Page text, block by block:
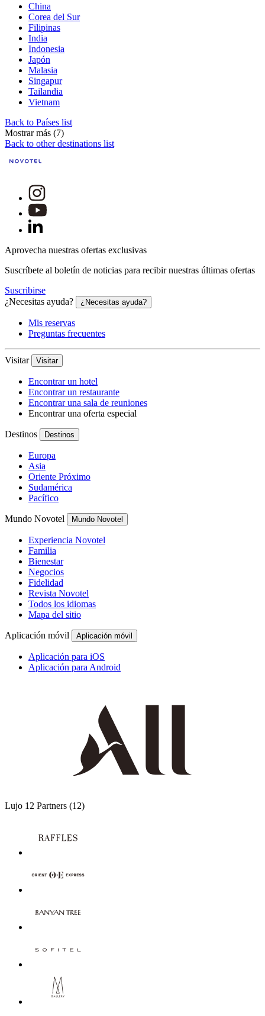
China
Corea del Sur
Filipinas
India
Indonesia
Japón
Malasia
Singapur
Tailandia
Vietnam
Back to Países list
Mostrar más (7)
Back to other destinations list
Aprovecha nuestras ofertas exclusivas
Suscríbete al boletín de noticias para recibir nuestras últimas ofertas
Suscribirse
¿Necesitas ayuda?
¿Necesitas ayuda?
Mis reservas
Preguntas frecuentes
Visitar Visitar
Encontrar un hotel
Encontrar un restaurante
Encontrar una sala de reuniones
Encontrar una oferta especial
Destinos Destinos
Europa
Asia
Oriente Próximo
Sudamérica
Pacífico
Mundo Novotel Mundo Novotel
Experiencia Novotel
Familia
Bienestar
Negocios
Fidelidad
Revista Novotel
Todos los idiomas
Mapa del sitio
Aplicación móvil Aplicación móvil
Aplicación para iOS
Aplicación para Android
Lujo 12 Partners (12)